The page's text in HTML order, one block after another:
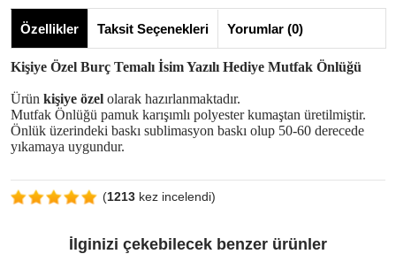
Özellikler Taksit Seçenekleri Yorumlar (0)
Kişiye Özel Burç Temalı İsim Yazılı Hediye Mutfak Önlüğü
Ürün kişiye özel olarak hazırlanmaktadır.
Mutfak Önlüğü pamuk karışımlı polyester kumaştan üretilmiştir.
Önlük üzerindeki baskı sublimasyon baskı olup 50-60 derecede
yıkamaya uygundur.
(1213 kez incelendi)
İlginizi çekebilecek benzer ürünler